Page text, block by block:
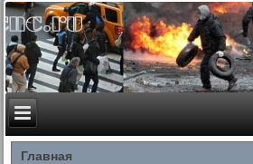
Главная